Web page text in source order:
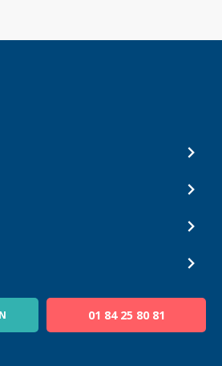
?
01 84 25 80 81